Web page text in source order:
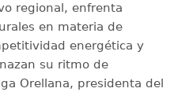
regional, enfrenta
en materia de
energética y
su ritmo de
Orellana, presidenta del